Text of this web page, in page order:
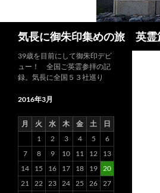
気長に御朱印集めの旅 英霊
39歳を目前にして御朱印デビ
ュー！ 全国ご英霊参拝の記
録。気長に全国５３社巡り
2016年3月
月 火 水 木 金 土
日
1
2 3 4 5
6
7
8 9 10 11 12
13
14
15 16 17 18 19 20
21 22 23 24 25 26 27